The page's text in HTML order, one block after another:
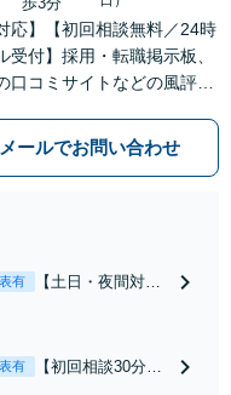
応】【初回相談無料／24時
受付】採用・転職掲示板、
口コミサイトなどの風評被
問わず相談可。可能な限り
で駆けつけサポート【労
メールでお問い合わせ
有
【土日・夜間対応
れたら、サインす
有
【初回相談30分無